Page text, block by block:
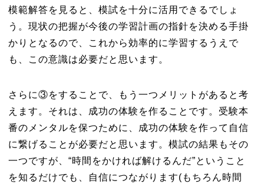
模範解答を見ると、模試を十分に活用できるでしょ
う。現状の把握が今後の学習計画の指針を決める手掛
かりとなるので、これから効率的に学習するうえで
も、この意識は必要だと思います。
さらに③をすることで、もう一つメリットがあると考
えます。それは、成功の体験を作ることです。受験本
番のメンタルを保つために、成功の体験を作って自信
に繋げることが必要だと思います。模試の結果もその
一つですが、“時間をかければ解けるんだ”ということ
を知るだけでも、自信につながります(もちろん時間